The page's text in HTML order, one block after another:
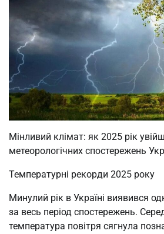
Мінливий клімат: як 2025 рік
метеорологічних спостережень
Температурні рекорди 2025 року
Минулий рік в Україні виявився
за весь період спостережень.
температура повітря сягнула